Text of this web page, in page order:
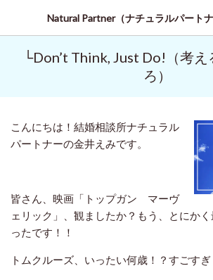
Natural Partner（ナチュラルパートナ
└Don’t Think, Just Do!（考
ろ）
こんにちは！結婚相談所ナチュラル
パートナーの金井えみです。
皆さん、映画「トップガン マーヴ
ェリック」、観ましたか？もう、とにか
ったです！！
トムクルーズ、いったい何歳！？すごすぎ